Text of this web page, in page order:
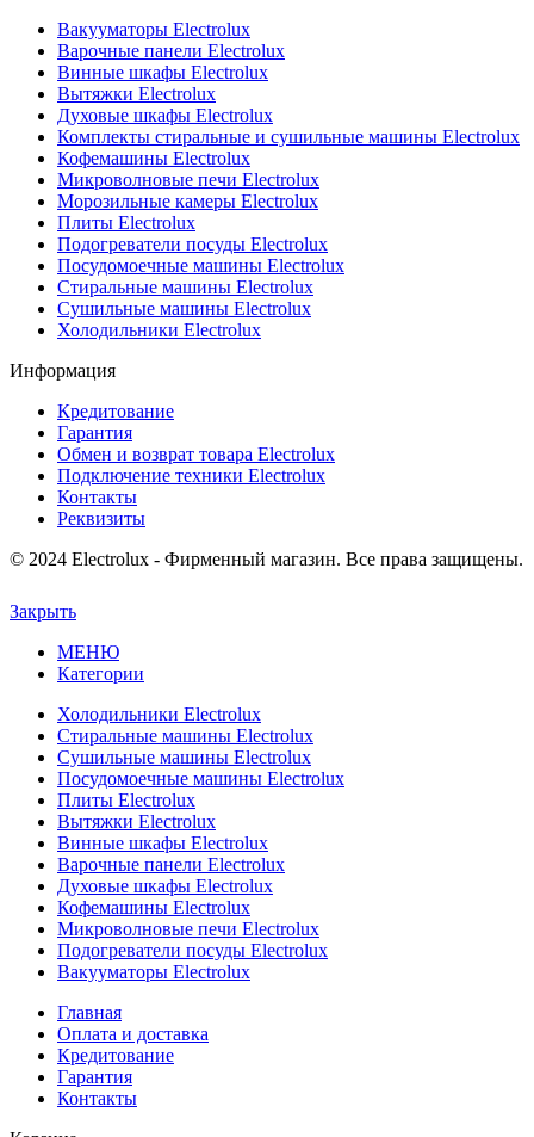
Вакууматоры Electrolux
Варочные панели Electrolux
Винные шкафы Electrolux
Вытяжки Electrolux
Духовые шкафы Electrolux
Комплекты стиральные и сушильные машины Electrolux
Кофемашины Electrolux
Микроволновые печи Electrolux
Морозильные камеры Electrolux
Плиты Electrolux
Подогреватели посуды Electrolux
Посудомоечные машины Electrolux
Стиральные машины Electrolux
Сушильные машины Electrolux
Холодильники Electrolux
Информация
Кредитование
Гарантия
Обмен и возврат товара Electrolux
Подключение техники Electrolux
Контакты
Реквизиты
© 2024 Electrolux - Фирменный магазин. Все права защищены.
Закрыть
МЕНЮ
Категории
Холодильники Electrolux
Стиральные машины Electrolux
Сушильные машины Electrolux
Посудомоечные машины Electrolux
Плиты Electrolux
Вытяжки Electrolux
Винные шкафы Electrolux
Варочные панели Electrolux
Духовые шкафы Electrolux
Кофемашины Electrolux
Микроволновые печи Electrolux
Подогреватели посуды Electrolux
Вакууматоры Electrolux
Главная
Оплата и доставка
Кредитование
Гарантия
Контакты